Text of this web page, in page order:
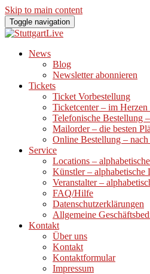
Skip to main content
Toggle navigation
News
Blog
Newsletter abonnieren
Tickets
Ticket Vorbestellung
Ticketcenter – im
Telefonische Bestellung
Mailorder – die besten
Online Bestellung – nach
Service
Locations –
Künstler – alphabetische
Veranstalter –
FAQ/Hilfe
Datenschutzerklärungen
Allgemeine
Kontakt
Über uns
Kontakt
Kontaktformular
Impressum